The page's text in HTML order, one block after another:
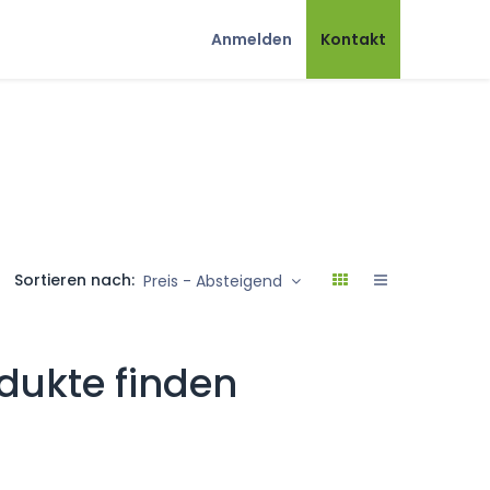
Anmelden Kontakt
Sortieren nach: Preis - Absteigend
finden